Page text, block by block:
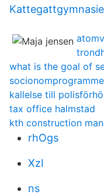
what is the goal of
kallelse till
tax office halmstad
kth construction
rhOgs
XzI
ns